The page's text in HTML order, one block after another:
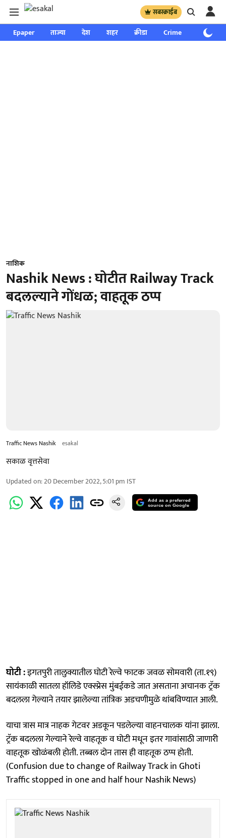
सबस्क्राईब
Epaper ताज्या देश शहर क्रीडा Crime साप्ताहिक
नाशिक
Nashik News : घोटीत Railway Track
बदलल्याने गोंधळ; वाहतूक ठप्प
Traffic News Nashik esakal
सकाळ वृत्तसेवा
Updated on:20 December 2022, 5:01 pm IST
Add as a preferred
source on Google
घोटी :इगतपुरी तालुक्यातील घोटी रेल्वे फाटक जवळ सोमवारी (ता.१९)
सायंकाळी सातला हॉलिडे एक्स्प्रेस मुंबईकडे जात असताना अचानक ट्रॅक
बदलला गेल्याने तयार झालेल्या तांत्रिक अडचणीमुळे थांबविण्यात आली.
याचा त्रास मात्र नाहक गेटवर अडकून पडलेल्या वाहनचालक यांना झाला.
ट्रॅक बदलला गेल्याने रेल्वे वाहतूक व घोटी मधून इतर गावांसाठी जाणारी
वाहतूक खोळंबली होती. तब्बल दोन तास ही वाहतूक ठप्प होती.
(Confusion due to change of Railway Track in Ghoti
Traffic stopped in one and half hour Nashik News)